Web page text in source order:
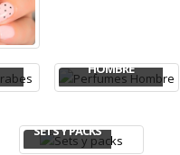
HOMBRE
SETS Y PACKS